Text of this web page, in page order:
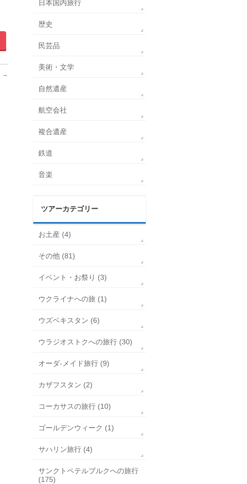
→
日本国内旅行
歴史
民芸品
美術・文学
自然遺産
航空会社
複合遺産
鉄道
音楽
ツアーカテゴリー
お土産 (4)
その他 (81)
イベント・お祭り (3)
ウクライナへの旅 (1)
ウズベキスタン (6)
ウラジオストクへの旅行 (30)
オーダ-メイド旅行 (9)
カザフスタン (2)
コーカサスの旅行 (10)
ゴールデンウィーク (1)
サハリン旅行 (4)
サンクトペテルブルクへの旅行
(175)